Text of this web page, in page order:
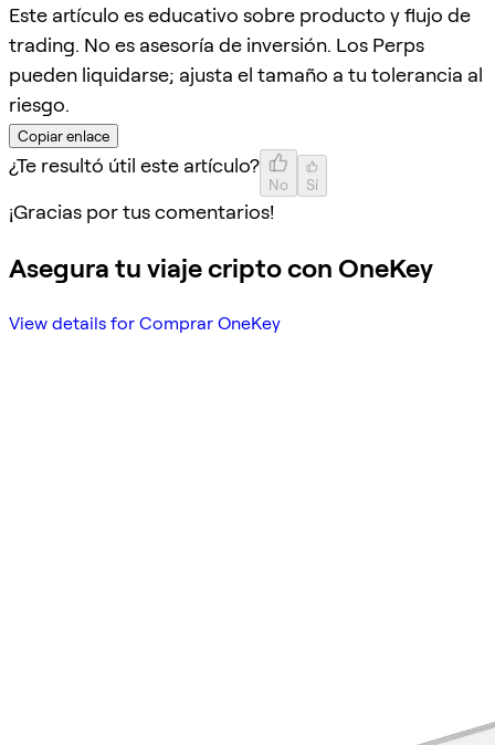
Este artículo es educativo sobre producto y flujo de
trading. No es asesoría de inversión. Los Perps
pueden liquidarse; ajusta el tamaño a tu tolerancia al
riesgo.
Copiar enlace
¿Te resultó útil este artículo?
No Sí
¡Gracias por tus comentarios!
Asegura tu viaje cripto con OneKey
View details for Comprar OneKey